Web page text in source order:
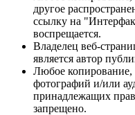
другое
ссылку на
воспрещается.
Владелец веб-
является автор
Любое копирование,
фотографий и/или
принадлежащих
запрещено.